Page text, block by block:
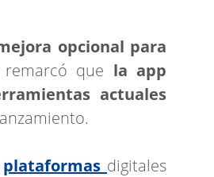
opcional para
que la app
actuales
plataformas digitales